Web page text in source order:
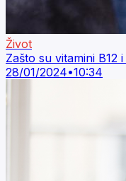
Život
Zašto su vitamini
28/01/2024•10:34